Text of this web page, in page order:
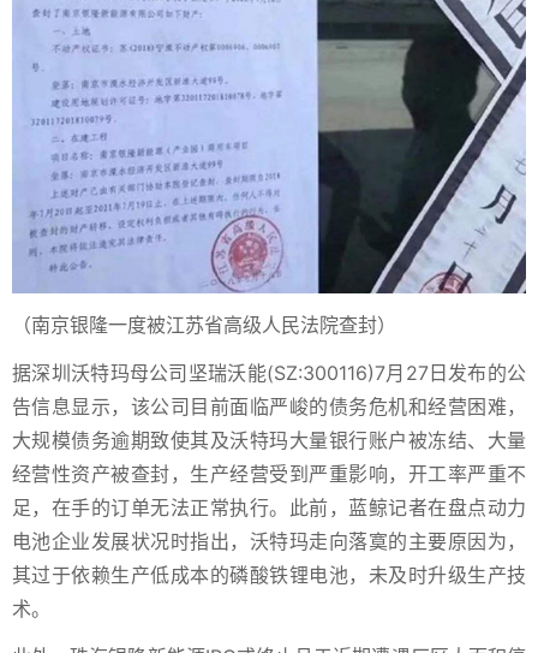
（南京银隆一度被江苏省高级人民法院查封）
据深圳沃特玛母公司坚瑞沃能(SZ:300116)7月27日发布的公
告信息显示，该公司目前面临严峻的债务危机和经营困难，
大规模债务逾期致使其及沃特玛大量银行账户被冻结、大量
经营性资产被查封，生产经营受到严重影响，开工率严重不
足，在手的订单无法正常执行。此前，蓝鲸记者在盘点动力
电池企业发展状况时指出，沃特玛走向落寞的主要原因为，
其过于依赖生产低成本的磷酸铁锂电池，未及时升级生产技
术。